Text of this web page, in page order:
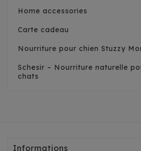
Home accessories
Carte cadeau
Nourriture pour chien Stuzzy
Schesir – Nourriture naturelle
chats
Informations